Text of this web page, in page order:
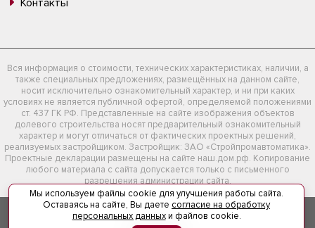
Контакты
Вся информация о стоимости, технических характеристиках, наличии, а
также специальных предложениях, размещённых на данном сайте,
носит исключительно ознакомительный характер, и ни при каких
условиях не является публичной офертой, определяемой положениями
ст. 437 ГК РФ. Представленные на сайте изображения объектов
долевого строительства носят предварительный ознакомительный
характер и могут отличаться от фактических проектных решений,
реализуемых застройщиком. Застройщик: ЗАО «Стройпромавтоматика».
Проектные декларации размещены на сайте наш.дом.рф. Копирование
любого материала с сайта допускается только с письменного
разрешения администрации сайта.
Компания «СтройПромАвтоматика»
Мы используем файлы cookie для улучшения работы сайта.
Оставаясь на сайте, Вы даете согласие на обработку
персональных данныхи файлов cookie.